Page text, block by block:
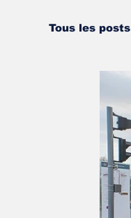
Tous les posts